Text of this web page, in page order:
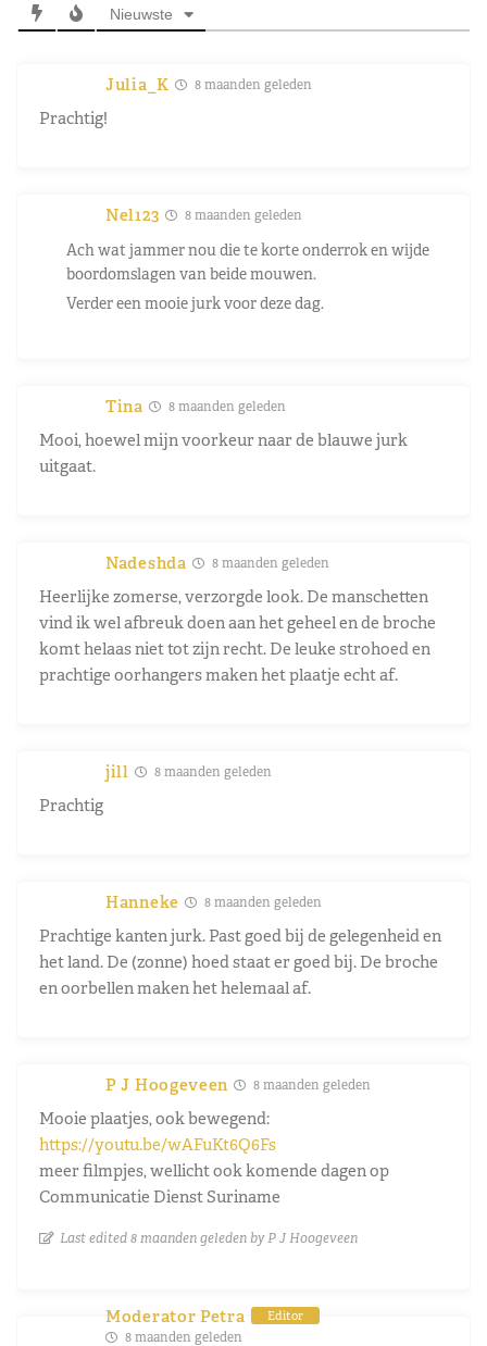
Nieuwste
Julia_K 8 maanden geleden
Prachtig!
Nel123 8 maanden geleden
Ach wat jammer nou die te korte onderrok en wijde
boordomslagen van beide mouwen.
Verder een mooie jurk voor deze dag.
Tina 8 maanden geleden
Mooi, hoewel mijn voorkeur naar de blauwe jurk
uitgaat.
Nadeshda 8 maanden geleden
Heerlijke zomerse, verzorgde look. De manschetten
vind ik wel afbreuk doen aan het geheel en de broche
komt helaas niet tot zijn recht. De leuke strohoed en
prachtige oorhangers maken het plaatje echt af.
jill 8 maanden geleden
Prachtig
Hanneke 8 maanden geleden
Prachtige kanten jurk. Past goed bij de gelegenheid en
het land. De (zonne) hoed staat er goed bij. De broche
en oorbellen maken het helemaal af.
P J Hoogeveen 8 maanden geleden
Mooie plaatjes, ook bewegend:
https://youtu.be/wAFuKt6Q6Fs
meer filmpjes, wellicht ook komende dagen op
Communicatie Dienst Suriname
Last edited 8 maanden geleden by P J Hoogeveen
Moderator Petra Editor
8 maanden geleden